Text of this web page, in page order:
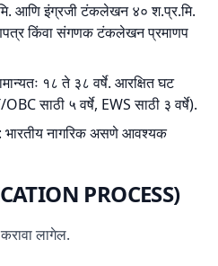
आणि इंग्रजी टंकलेखन ४० श.प्र.मि.
किंवा संगणक टंकलेखन प्रमाणप
१८ ते ३८ वर्षे. आरक्षित घट
साठी ५ वर्षे, EWS साठी ३ वर्षे).
: भारतीय नागरिक असणे आवश्यक
PROCESS)
लागेल.